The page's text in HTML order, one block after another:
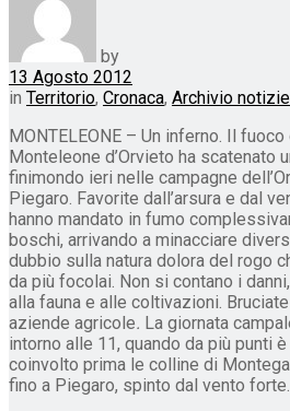
by
13 Agosto 2012
in Territorio, Cronaca, Archivio notizie
MONTELEONE – Un inferno. Il
Monteleone d’Orvieto ha scatenato
finimondo ieri nelle campagne
Piegaro. Favorite dall’arsura e dal
hanno mandato in fumo
boschi, arrivando a minacciare
dubbio sulla natura dolora del rogo
da più focolai. Non si contano i
alla fauna e alle coltivazioni.
aziende agricole. La giornata
intorno alle 11, quando da più punti
coinvolto prima le colline di
fino a Piegaro, spinto dal vento forte.